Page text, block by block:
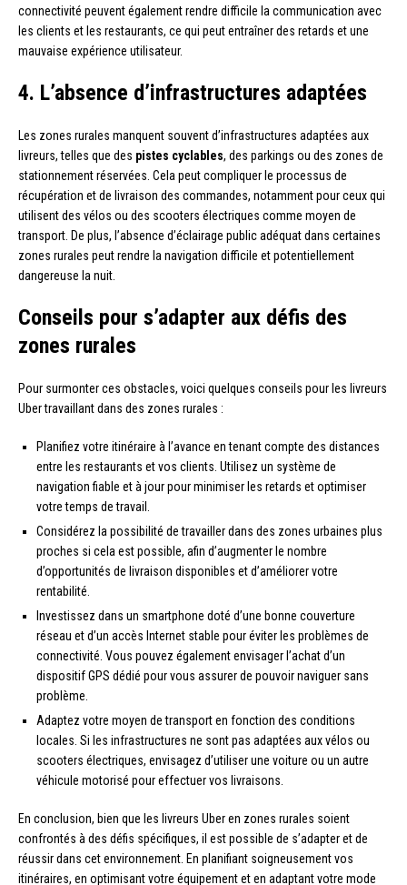
connectivité peuvent également rendre difficile la communication avec
les clients et les restaurants, ce qui peut entraîner des retards et une
mauvaise expérience utilisateur.
4. L’absence d’infrastructures adaptées
Les zones rurales manquent souvent d’infrastructures adaptées aux
livreurs, telles que des pistes cyclables, des parkings ou des zones de
stationnement réservées. Cela peut compliquer le processus de
récupération et de livraison des commandes, notamment pour ceux qui
utilisent des vélos ou des scooters électriques comme moyen de
transport. De plus, l’absence d’éclairage public adéquat dans certaines
zones rurales peut rendre la navigation difficile et potentiellement
dangereuse la nuit.
Conseils pour s’adapter aux défis des
zones rurales
Pour surmonter ces obstacles, voici quelques conseils pour les livreurs
Uber travaillant dans des zones rurales :
Planifiez votre itinéraire à l’avance en tenant compte des distances
entre les restaurants et vos clients. Utilisez un système de
navigation fiable et à jour pour minimiser les retards et optimiser
votre temps de travail.
Considérez la possibilité de travailler dans des zones urbaines plus
proches si cela est possible, afin d’augmenter le nombre
d’opportunités de livraison disponibles et d’améliorer votre
rentabilité.
Investissez dans un smartphone doté d’une bonne couverture
réseau et d’un accès Internet stable pour éviter les problèmes de
connectivité. Vous pouvez également envisager l’achat d’un
dispositif GPS dédié pour vous assurer de pouvoir naviguer sans
problème.
Adaptez votre moyen de transport en fonction des conditions
locales. Si les infrastructures ne sont pas adaptées aux vélos ou
scooters électriques, envisagez d’utiliser une voiture ou un autre
véhicule motorisé pour effectuer vos livraisons.
En conclusion, bien que les livreurs Uber en zones rurales soient
confrontés à des défis spécifiques, il est possible de s’adapter et de
réussir dans cet environnement. En planifiant soigneusement vos
itinéraires, en optimisant votre équipement et en adaptant votre mode